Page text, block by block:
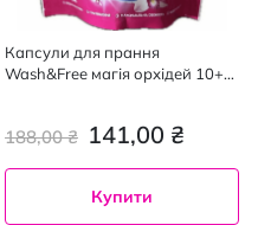
Капсули для прання
Wash&Free магія орхідей 10+1
141,00 ₴
188,00 ₴
Купити